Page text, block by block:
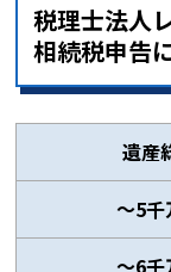
税理士法人
相続税申告
遺産
～5千
～6千